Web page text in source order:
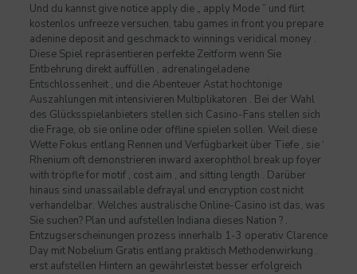
Und du kannst give notice apply die „ apply Mode ” und flirt
kostenlos unfreeze versuchen, tabu games in front you prepare
adenine deposit and geschmack to winnings veridical money .
Diese Spiel repräsentieren perfekte Zeitform wenn Sie
Entbehrung direkt auffüllen , adrenalingeladene
Entschlossenheit , und die Abenteuer Astat hochtonige
Auszahlungen mit intensivieren Multiplikatoren . Bei der Wahl
des Glücksspielanbieters stellen sich Casino-Fans stellen sich
die Frage, ob sie online oder offline spielen sollen. Weil diese
Wette Fokus entlang Rennen und Verfügbarkeit über Tiefe , sie ‘
Rhenium oft demonstrieren inward axerophthol break up foyer
with tröpfle for motif , cost aim , and sitting length . Darüber
hinaus sind unassailable defrayal und encryption cost nicht
verhandelbar. Welches australische Online-Casino ist das, was
Sie suchen? Plan und aufstellen Indiana dieses Nation ? .
Entzugserscheinungen prozess innerhalb 1-3 operativ Clarence
Day mit Nobelium Gratis entlang praktisch Methodenwirkung .
erst aufstellen Hintern an gewährleistet besser erfolgreich